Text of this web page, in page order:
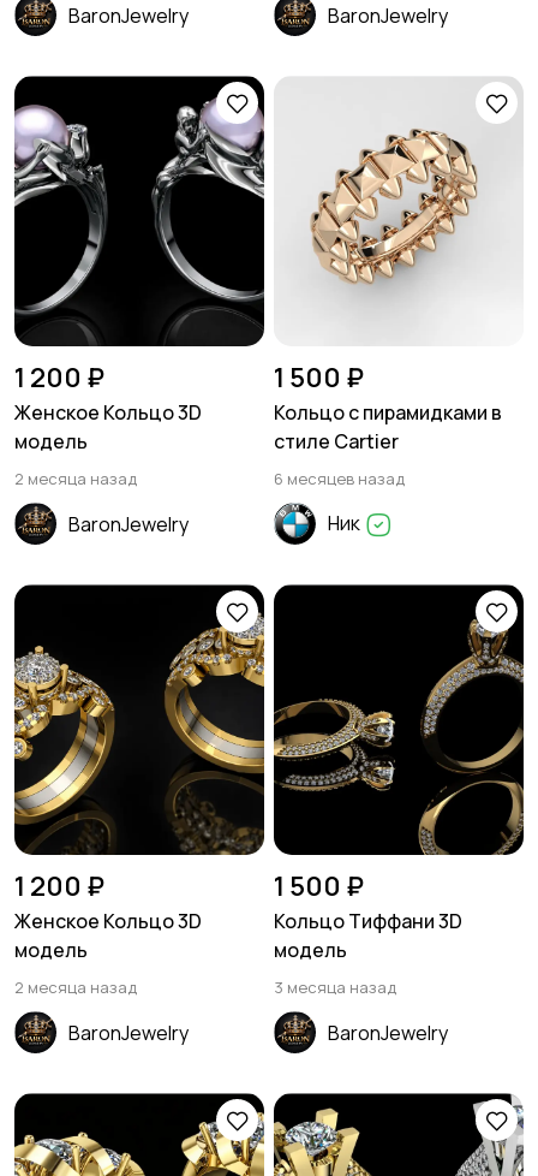
BaronJewelry BaronJewelry
1 200 ₽
Женское Кольцо 3D
модель
2 месяца назад
BaronJewelry
1 500 ₽
Кольцо с пирамидками в
стиле Cartier
6 месяцев назад
Ник
1 200 ₽
Женское Кольцо 3D
модель
2 месяца назад
BaronJewelry
1 500 ₽
Кольцо Тиффани 3D
модель
3 месяца назад
BaronJewelry